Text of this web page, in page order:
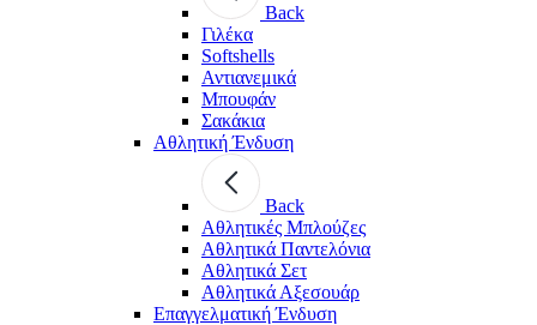
Back
Γιλέκα
Softshells
Αντιανεμικά
Μπουφάν
Σακάκια
Αθλητική Ένδυση
Back
Aθλητικές Μπλούζες
Αθλητικά Παντελόνια
Αθλητικά Σετ
Αθλητικά Αξεσουάρ
Επαγγελματική Ένδυση